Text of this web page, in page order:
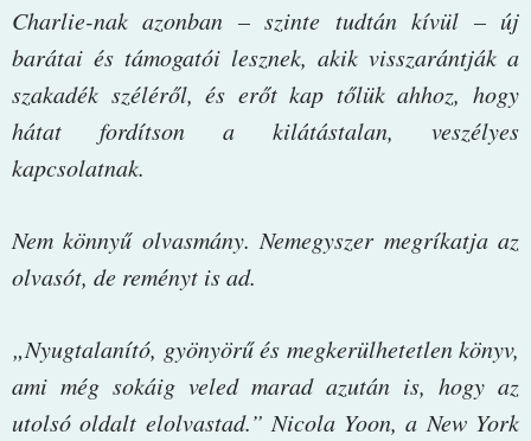
Charlie-nak azonban – szinte tudtán kívül – új
barátai és támogatói lesznek, akik visszarántják a
szakadék széléről, és erőt kap tőlük ahhoz, hogy
hátat fordítson a kilátástalan, veszélyes
kapcsolatnak.
Nem könnyű olvasmány. Nemegyszer megríkatja az
olvasót, de reményt is ad.
„Nyugtalanító, gyönyörű és megkerülhetetlen könyv,
ami még sokáig veled marad azután is, hogy az
utolsó oldalt elolvastad.” Nicola Yoon, a New York